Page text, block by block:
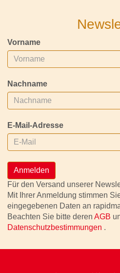
Vorname
Nachname
E-Mail-Adresse
Anmelden
Für den Versand unserer
Mit Ihrer Anmeldung stimmen
eingegebenen Daten an
Beachten Sie bitte deren AGB
Datenschutzbestimmungen .